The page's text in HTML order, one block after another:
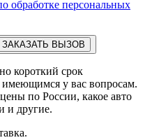
обработке персональных
короткий срок
имеющимся у вас вопросам.
по России, какое авто
и другие.